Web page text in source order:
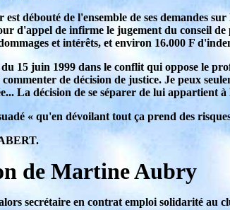
est débouté de l'ensemble de ses demandes
d'appel de infirme le jugement du conseil
et intérêts, et environ 16.000 F
15 juin 1999 dans le conflit qui oppose le
de décision de justice. Je peux
La décision de se séparer de lui appartient
« qu'en dévoilant tout ça prend des
de Martine Aubry
secrétaire en contrat emploi solidarité au